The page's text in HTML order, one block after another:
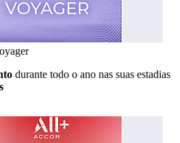
durante todo o ano nas suas estadias